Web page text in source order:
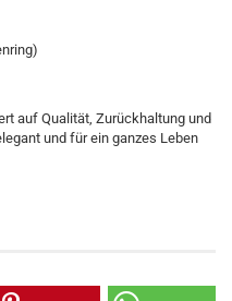
auf Qualität, Zurückhaltung und
und für ein ganzes Leben